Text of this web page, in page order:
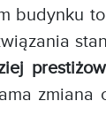
budynku
zmiana